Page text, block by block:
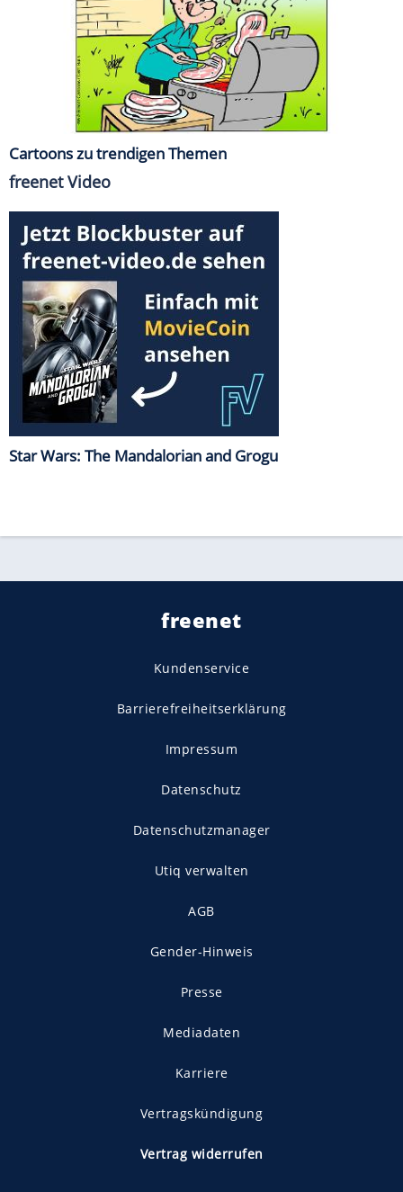
Cartoons zu trendigen Themen
freenet Video
Star Wars: The Mandalorian and Grogu
freenet
Kundenservice
Barrierefreiheitserklärung
Impressum
Datenschutz
Datenschutzmanager
Utiq verwalten
AGB
Gender-Hinweis
Presse
Mediadaten
Karriere
Vertragskündigung
Vertrag widerrufen